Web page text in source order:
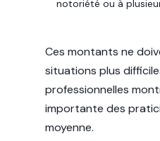
notoriété ou à
Ces montants ne
situations plus
professionnelles
importante des
moyenne.